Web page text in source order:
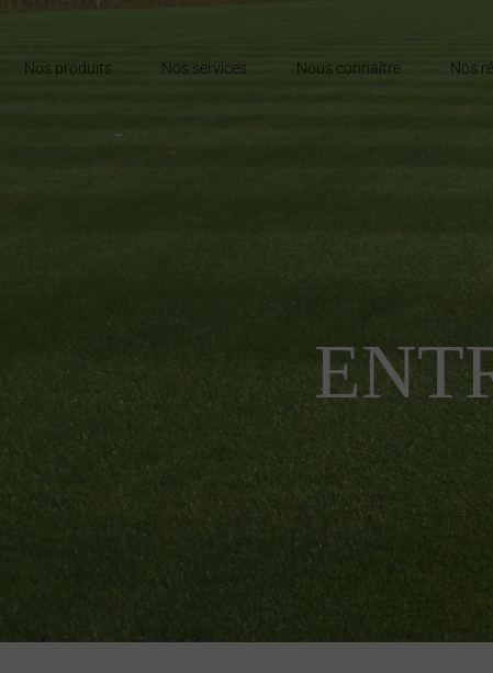
Nos produits Nos services Nous connaître Nos